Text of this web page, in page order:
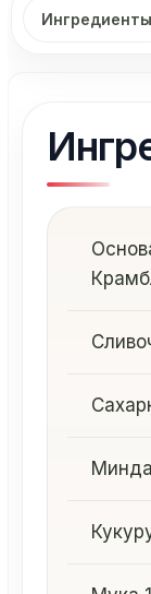
Ингредиенты